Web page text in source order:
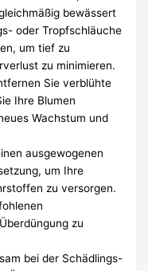
bewässert
oder Tropfschläuche
um tief zu
zu minimieren.
Sie verblühte
Ihre Blumen
Wachstum und
ausgewogenen
um Ihre
zu versorgen.
zu
bei der Schädlings-